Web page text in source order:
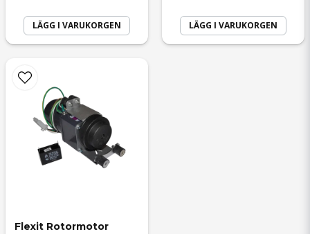
LÄGG I VARUKORGEN LÄGG I VARUKORGEN
Flexit Rotormotor